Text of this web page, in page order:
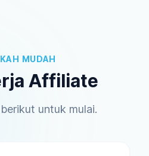
MUDAH
Affiliate
untuk mulai.